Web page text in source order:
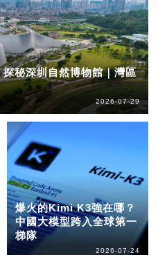
秘深圳自然博物館｜灣區
2026-07-29
爆火的Kimi K3強在哪？
中國大模型跨入全球第一
梯隊
2026-07-24